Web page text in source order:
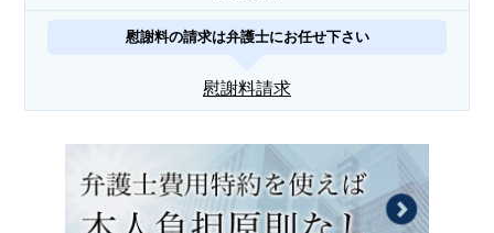
慰謝料の請求は弁護士にお任せ下さい
慰謝料請求